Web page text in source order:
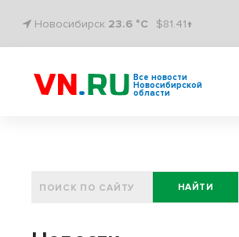
Новосибирск 23.6 °C $81.41↑
Все новости
Новосибирской
области
НАЙТИ